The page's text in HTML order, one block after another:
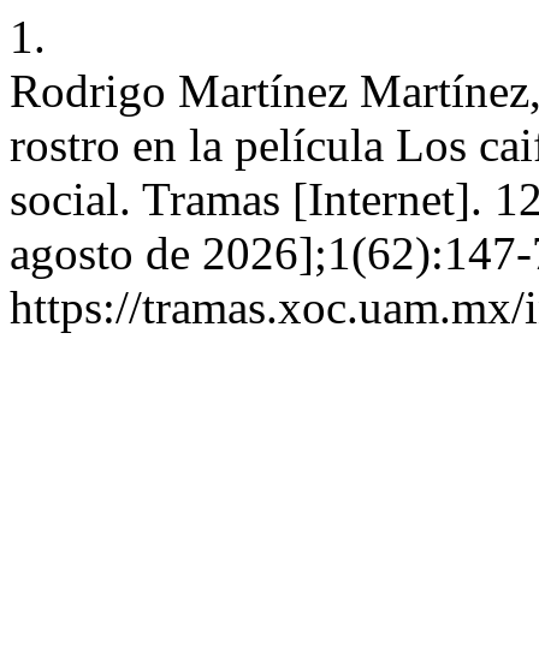
1.
Rodrigo Martínez
rostro en la película Los
social. Tramas [Internet].
agosto de
https://